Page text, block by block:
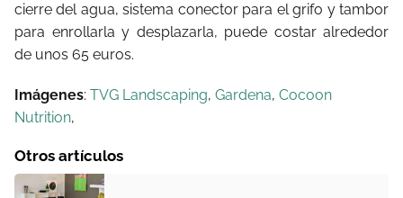
cierre del agua, sistema conector para el grifo y tambor
para enrollarla y desplazarla, puede costar alrededor
de unos 65 euros.
Imágenes: TVG Landscaping, Gardena, Cocoon
Nutrition,
Otros artículos